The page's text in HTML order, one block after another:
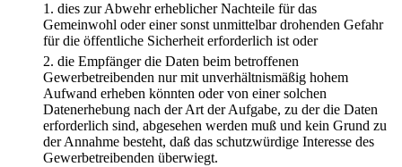
1. dies zur Abwehr erheblicher Nachteile für das
Gemeinwohl oder einer sonst unmittelbar drohenden Gefahr
für die öffentliche Sicherheit erforderlich ist oder
2. die Empfänger die Daten beim betroffenen
Gewerbetreibenden nur mit unverhältnismäßig hohem
Aufwand erheben könnten oder von einer solchen
Datenerhebung nach der Art der Aufgabe, zu der die Daten
erforderlich sind, abgesehen werden muß und kein Grund zu
der Annahme besteht, daß das schutzwürdige Interesse des
Gewerbetreibenden überwiegt.